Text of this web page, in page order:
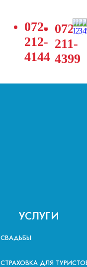
072-
212-
4144
072-
211-
4399
УСЛУГИ
СВАДЬБЫ
СТРАХОВКА ДЛЯ